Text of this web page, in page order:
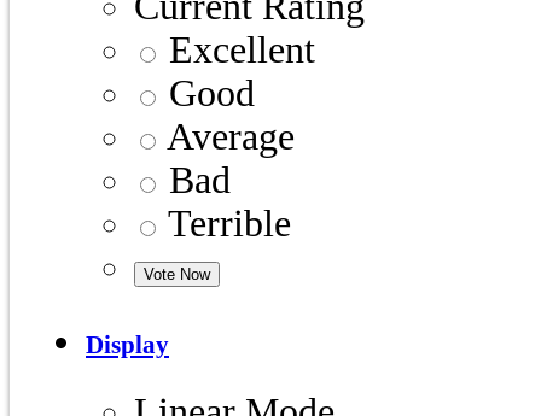
Excellent
Good
Average
Bad
Terrible
Display